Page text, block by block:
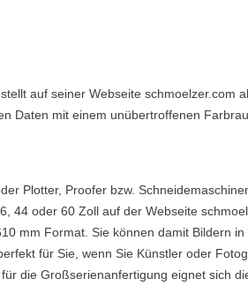
auf seiner Webseite schmoelzer.com
Daten mit einem unübertroffenen
Plotter, Proofer bzw.
44 oder 60 Zoll auf der Webseite
mm Format. Sie können damit Bildern
für Sie, wenn Sie Künstler oder
die Großserienanfertigung eignet sich